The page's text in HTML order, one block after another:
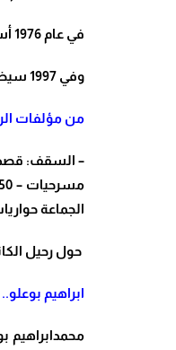
في عام 1976 أسس “المجلة الصحية”، بتعاون مع الدكتور عبد الكريم العمري. ثم مجلة “
وفي 1997 سيظهر بوعلو مع عبد السلام بنعبد العالي ضمن الفريق الأساسي الذي أصدر مجلة “فكر ونقد” تحت إشراف محمد عابد الجابري.
من مؤلفات
– السقف:
مسرحيات– 50
الجماعة
حول رحيل
ابراهيم
محمدابراهيم